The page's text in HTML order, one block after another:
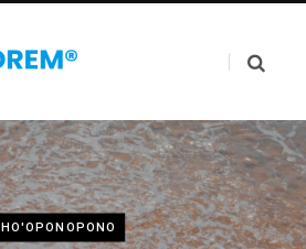
HO'OPONOPONO